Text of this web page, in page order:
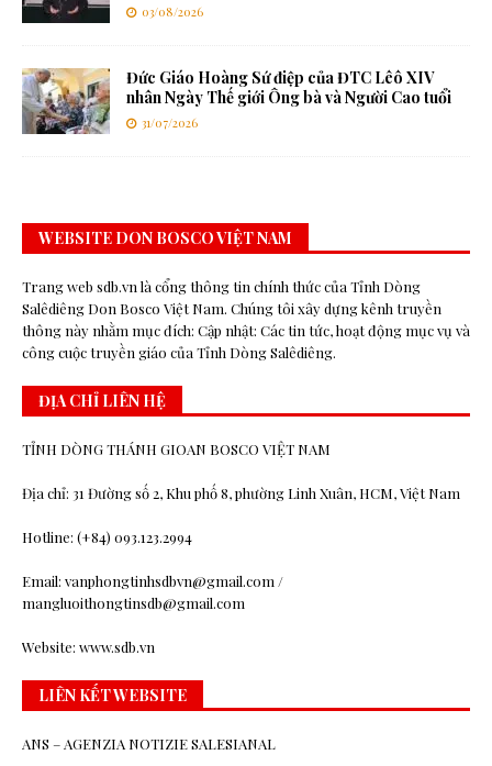
03/08/2026
Đức Giáo Hoàng Sứ điệp của ĐTC Lêô XIV
nhân Ngày Thế giới Ông bà và Người Cao tuổi
31/07/2026
WEBSITE DON BOSCO VIỆT NAM
Trang web sdb.vn là cổng thông tin chính thức của Tỉnh Dòng
Salêdiêng Don Bosco Việt Nam. Chúng tôi xây dựng kênh truyền
thông này nhằm mục đích: Cập nhật: Các tin tức, hoạt động mục vụ và
công cuộc truyền giáo của Tỉnh Dòng Salêdiêng.
ĐỊA CHỈ LIÊN HỆ
TỈNH DÒNG THÁNH GIOAN BOSCO VIỆT NAM
Địa chỉ: 31 Đường số 2, Khu phố 8, phường Linh Xuân, HCM, Việt Nam
Hotline: (+84) 093.123.2994
Email: vanphongtinhsdbvn@gmail.com /
mangluoithongtinsdb@gmail.com
Website: www.sdb.vn
LIÊN KẾT WEBSITE
ANS – AGENZIA NOTIZIE SALESIANAL